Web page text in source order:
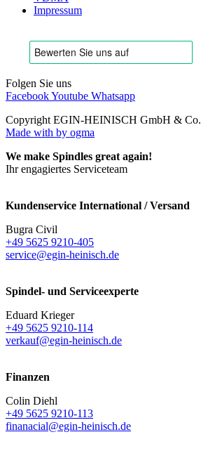
Impressum
Folgen Sie uns
FacebookYoutube Whatsapp
Copyright EGIN-HEINISCH GmbH &
Made with by ogma
We make Spindles great again!
Ihr engagiertes Serviceteam
Kundenservice International / Versand
Bugra Civil
+49 5625 9210-405
service@egin-heinisch.de
Spindel- und Serviceexperte
Eduard Krieger
+49 5625 9210-114
verkauf@egin-heinisch.de
Finanzen
Colin Diehl
+49 5625 9210-113
finanacial@egin-heinisch.de